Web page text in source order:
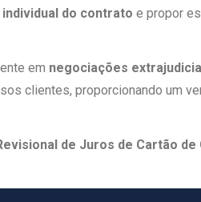
individual do contrato e propor
em negociações
clientes, proporcionando um
de Juros de Cartão de